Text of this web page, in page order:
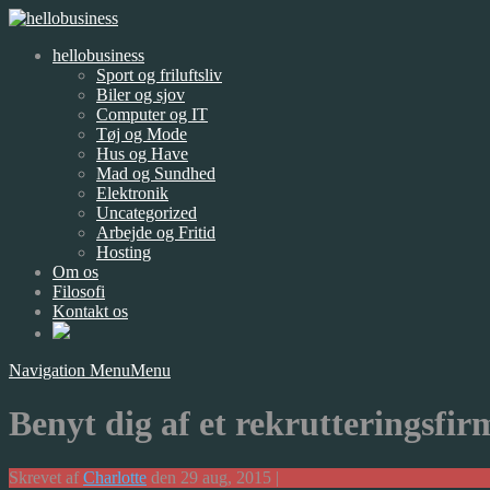
hellobusiness
Sport og friluftsliv
Biler og sjov
Computer og IT
Tøj og Mode
Hus og Have
Mad og Sundhed
Elektronik
Uncategorized
Arbejde og Fritid
Hosting
Om os
Filosofi
Kontakt os
Navigation MenuMenu
Benyt dig af et
Skrevet af Charlotte den 29 aug, 2015 |